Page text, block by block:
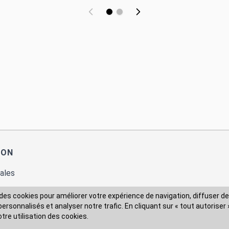
cookies pour améliorer votre expérience de navigation, diffuser
et analyser notre trafic. En cliquant sur « tout autoriser
utilisation des cookies.
données